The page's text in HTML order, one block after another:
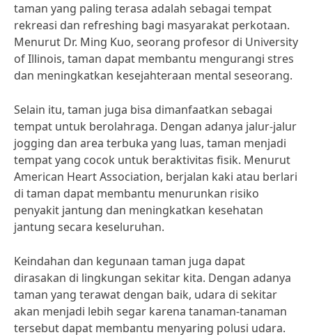
taman yang paling terasa adalah sebagai tempat
rekreasi dan refreshing bagi masyarakat perkotaan.
Menurut Dr. Ming Kuo, seorang profesor di University
of Illinois, taman dapat membantu mengurangi stres
dan meningkatkan kesejahteraan mental seseorang.
Selain itu, taman juga bisa dimanfaatkan sebagai
tempat untuk berolahraga. Dengan adanya jalur-jalur
jogging dan area terbuka yang luas, taman menjadi
tempat yang cocok untuk beraktivitas fisik. Menurut
American Heart Association, berjalan kaki atau berlari
di taman dapat membantu menurunkan risiko
penyakit jantung dan meningkatkan kesehatan
jantung secara keseluruhan.
Keindahan dan kegunaan taman juga dapat
dirasakan di lingkungan sekitar kita. Dengan adanya
taman yang terawat dengan baik, udara di sekitar
akan menjadi lebih segar karena tanaman-tanaman
tersebut dapat membantu menyaring polusi udara.